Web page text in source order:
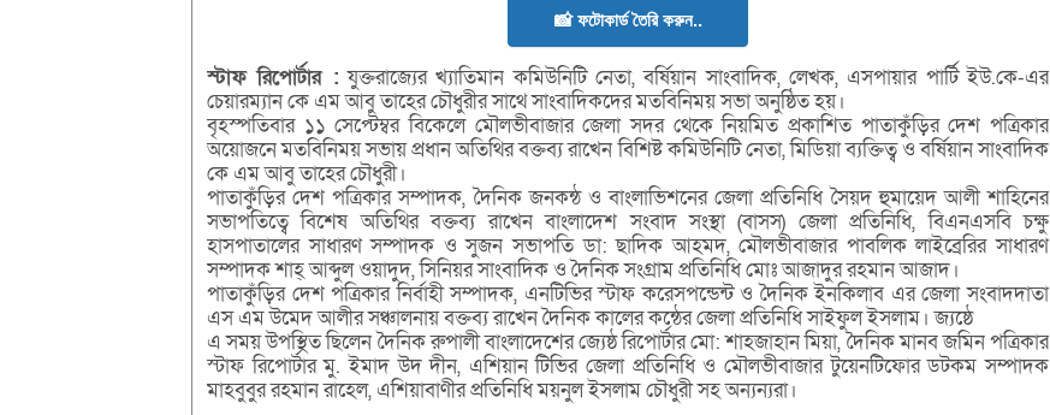
📸 ফটোকার্ড তৈরি করুন..
স্টাফ রিপোর্টার : যুক্তরাজ্যের খ্যাতিমান কমিউনিটি নেতা, বর্ষিয়ান সাংবাদিক, লেখক, এসপায়ার পার্টি ইউ.কে-এর
চেয়ারম্যান কে এম আবু তাহের চৌধুরীর সাথে সাংবাদিকদের মতবিনিময় সভা অনুষ্ঠিত হয়।
বৃহস্পতিবার ১১ সেপ্টেম্বর বিকেলে মৌলভীবাজার জেলা সদর থেকে নিয়মিত প্রকাশিত পাতাকুঁড়ির দেশ পত্রিকার
অয়োজনে মতবিনিময় সভায় প্রধান অতিথির বক্তব্য রাখেন বিশিষ্ট কমিউনিটি নেতা, মিডিয়া ব্যক্তিত্ব ও বর্ষিয়ান সাংবাদিক
কে এম আবু তাহের চৌধুরী।
পাতাকুঁড়ির দেশ পত্রিকার সম্পাদক, দৈনিক জনকন্ঠ ও বাংলাভিশনের জেলা প্রতিনিধি সৈয়দ হুমায়েদ আলী শাহিনের
সভাপতিত্বে বিশেষ অতিথির বক্তব্য রাখেন বাংলাদেশ সংবাদ সংস্থা (বাসস) জেলা প্রতিনিধি, বিএনএসবি চক্ষু
হাসপাতালের সাধারণ সম্পাদক ও সুজন সভাপতি ডা: ছাদিক আহমদ, মৌলভীবাজার পাবলিক লাইব্রেরির সাধারণ
সম্পাদক শাহ্ আব্দুল ওয়াদুদ, সিনিয়র সাংবাদিক ও দৈনিক সংগ্রাম প্রতিনিধি মোঃ আজাদুর রহমান আজাদ।
পাতাকুঁড়ির দেশ পত্রিকার নির্বাহী সম্পাদক, এনটিভির স্টাফ করেসপন্ডেন্ট ও দৈনিক ইনকিলাব এর জেলা সংবাদদাতা
এস এম উমেদ আলীর সঞ্চালনায় বক্তব্য রাখেন দৈনিক কালের কন্ঠের জেলা প্রতিনিধি সাইফুল ইসলাম। জ্যষ্ঠে
এ সময় উপস্থিত ছিলেন দৈনিক রুপালী বাংলাদেশের জ্যেষ্ঠ রিপোর্টার মো: শাহজাহান মিয়া, দৈনিক মানব জমিন পত্রিকার
স্টাফ রিপোর্টার মু. ইমাদ উদ দীন, এশিয়ান টিভির জেলা প্রতিনিধি ও মৌলভীবাজার টুয়েনটিফোর ডটকম সম্পাদক
মাহবুবুর রহমান রাহেল, এশিয়াবাণীর প্রতিনিধি ময়নুল ইসলাম চৌধুরী সহ অন্যন্যরা।